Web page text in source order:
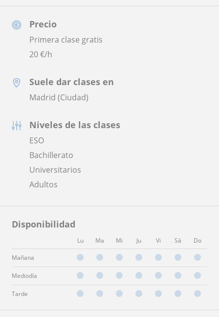
Precio
Primera clase gratis
20€/h
Suele dar clases en
Madrid (Ciudad)
Niveles de las clases
ESO
Bachillerato
Universitarios
Adultos
Disponibilidad
Lu Ma Mi Ju Vi Sá Do
Mañana
Mediodía
Tarde